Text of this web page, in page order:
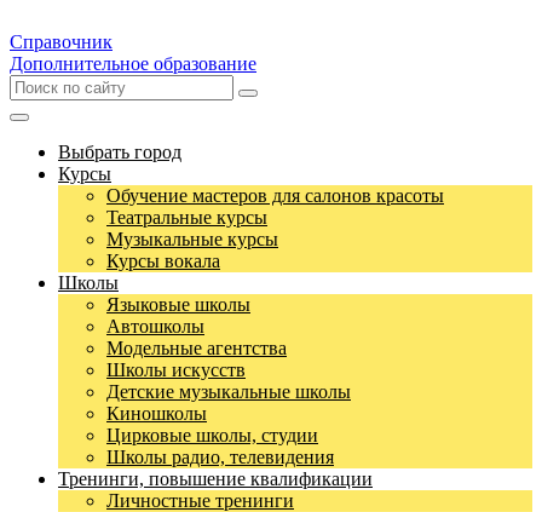
Справочник
Дополнительное образование
Выбрать город
Курсы
Обучение мастеров для салонов красоты
Театральные курсы
Музыкальные курсы
Курсы вокала
Школы
Языковые школы
Автошколы
Модельные агентства
Школы искусств
Детские музыкальные школы
Киношколы
Цирковые школы, студии
Школы радио, телевидения
Тренинги, повышение квалификации
Личностные тренинги